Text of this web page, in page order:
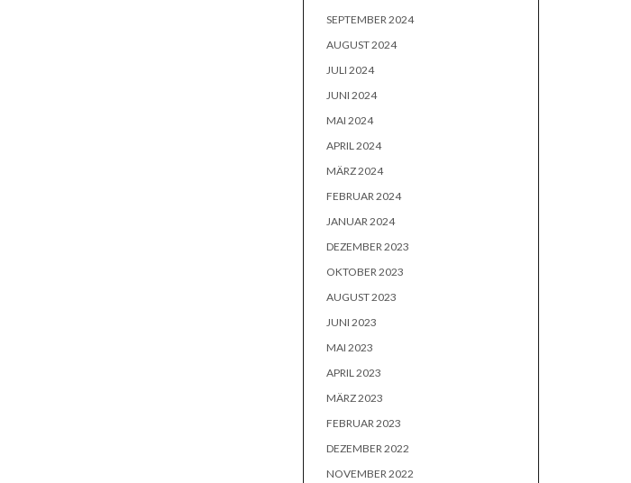
SEPTEMBER 2024
AUGUST 2024
JULI 2024
JUNI 2024
MAI 2024
APRIL 2024
MÄRZ 2024
FEBRUAR 2024
JANUAR 2024
DEZEMBER 2023
OKTOBER 2023
AUGUST 2023
JUNI 2023
MAI 2023
APRIL 2023
MÄRZ 2023
FEBRUAR 2023
DEZEMBER 2022
NOVEMBER 2022